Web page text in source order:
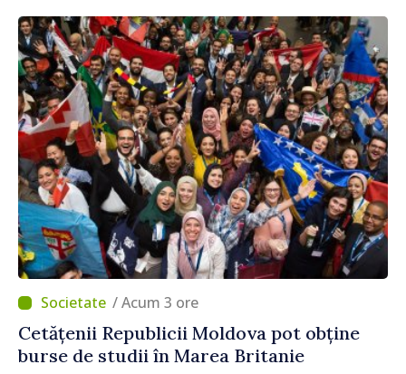
/ Acum 3 ore
Cetățenii Republicii Moldova pot obține
burse de studii în Marea Britanie